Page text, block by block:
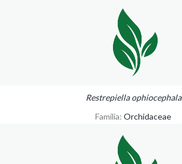
Restrepiella ophiocephala
Familia: Orchidaceae